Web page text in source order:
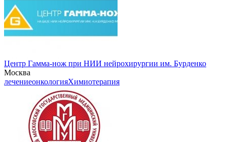
Центр Гамма-нож при НИИ нейрохирургии им. Бурденко
Москва
лечениеонкологияХимиотерапия